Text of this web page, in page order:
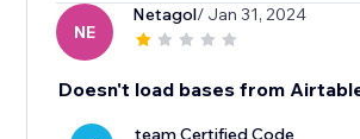
NE
Netagol/ Jan 31, 2024
Doesn't load bases from
team Certified Code